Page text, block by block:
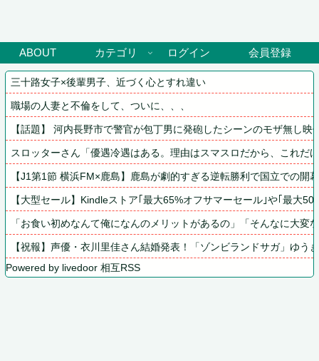
ABOUT カテゴリ ログイン 会員登録
三十路女子×後輩男子、近づく心とすれ違い
職場の人妻と不倫をして、ついに、、、
【話題】 河内長野市で警官が包丁男に発砲したシーンのモザ無し映
スロッターさん「優遇冷遇はある。理由はスマスロだから、これだ
【J1第1節 横浜FM×鹿島】鹿島が劇的すぎる逆転勝利で国立での開
【大型セール】Kindleストア｢最大65%オフサマーセール｣や｢最大
「お食い初めなんて俺になんのメリットがあるの」「そんなに大
【祝報】声優・衣川里佳さん結婚発表！「ゾンビランドサガ」ゆ
Powered by livedoor 相互RSS